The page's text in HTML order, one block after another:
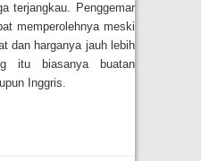
terjangkau. Penggemar
memperolehnya meski
dan harganya jauh lebih
itu biasanya buatan
Inggris.